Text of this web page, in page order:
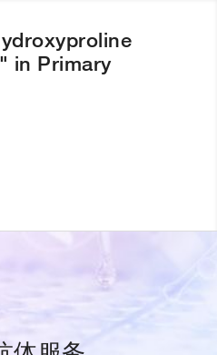
in Primary